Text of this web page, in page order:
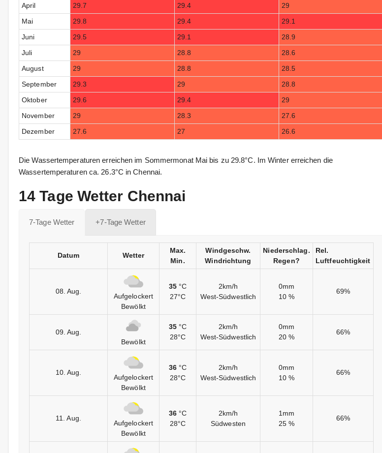
April 29.7 29.4 29
Mai 29.8 29.4 29.1
Juni 29.5 29.1 28.9
Juli 29 28.8 28.6
August 29 28.8 28.5
September 29.3 29 28.8
Oktober 29.6 29.4 29
November 29 28.3 27.6
Dezember 27.6 27 26.6
Die Wassertemperaturen erreichen im Sommermonat Mai bis zu 29.8°C. Im Winter erreichen die
Wassertemperaturen ca. 26.3°C in Chennai.
14 Tage Wetter Chennai
7-Tage Wetter +7-Tage Wetter
Datum Wetter
Max.
Min.
Windgeschw.
Windrichtung
Niederschlag.
Regen?
Rel.
Luftfeuchtigkeit
08. Aug.
Aufgelockert
Bewölkt
35 °C
27°C
2km/h
West-Südwestlich
0mm
10 %
69%
09. Aug.
Bewölkt
35 °C
28°C
2km/h
West-Südwestlich
0mm
20 %
66%
10. Aug.
Aufgelockert
Bewölkt
36 °C
28°C
2km/h
West-Südwestlich
0mm
10 %
66%
11. Aug.
Aufgelockert
Bewölkt
36 °C
28°C
2km/h
Südwesten
1mm
25 %
66%